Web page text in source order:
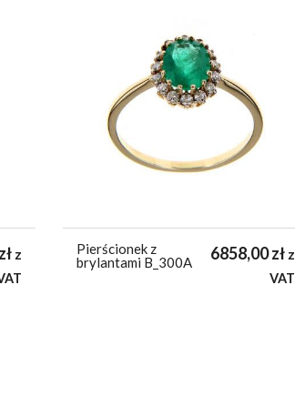
zł z
Pierścionek z
brylantami B_300A
6858,00zł z
VAT